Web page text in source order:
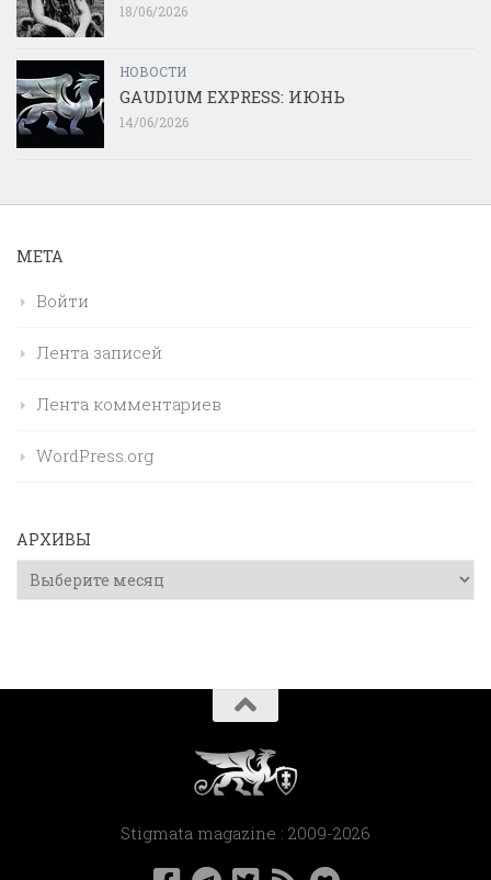
18/06/2026
НОВОСТИ
GAUDIUM EXPRESS: ИЮНЬ
14/06/2026
МЕТА
Войти
Лента записей
Лента комментариев
WordPress.org
АРХИВЫ
Архивы
Stigmata magazine : 2009-2026